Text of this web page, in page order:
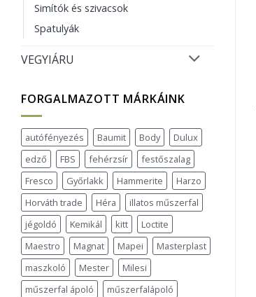
Simítók és szivacsok
Spatulyák
VEGYIÁRU
FORGALMAZOTT MÁRKÁINK
autófényezés Baumit Body
Dulux
edző
FBS fehérzsír
festőszalag
Fresco
Győrlakk Hammerite
Harzo
Horváth trade
Héra
illatos műszerfal
jégoldó
Kemikál kitt
Loctite
Maestro
Magnat Mapei
Masterplast
maszkoló
Mester
Milesi
műszerfal ápoló
műszerfalápoló